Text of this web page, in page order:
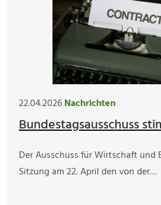
22.04.2026Nachrichten
Bundestagsausschuss
Der Ausschuss für Wirtschaft und
Sitzung am 22. April den von der…